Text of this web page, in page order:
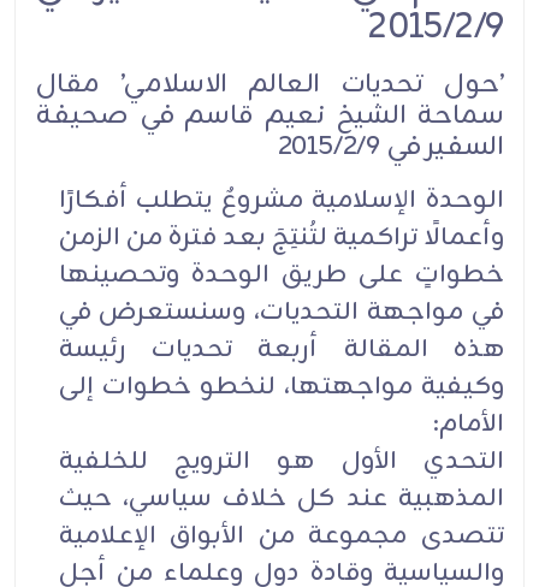
2015/2/9
’حول تحديات العالم الاسلامي’ مقال
سماحة الشيخ نعيم قاسم في صحيفة
السفير في 2015/2/9
الوحدة الإسلامية مشروعٌ يتطلب أفكارًا
وأعمالًا تراكمية لتُنتِجَ بعد فترة من الزمن
خطواتٍ على طريق الوحدة وتحصينها
في مواجهة التحديات، وسنستعرض في
هذه المقالة أربعة تحديات رئيسة
وكيفية مواجهتها، لنخطو خطوات إلى
الأمام:
التحدي الأول هو الترويج للخلفية
المذهبية عند كل خلاف سياسي، حيث
تتصدى مجموعة من الأبواق الإعلامية
والسياسية وقادة دول وعلماء من أجل